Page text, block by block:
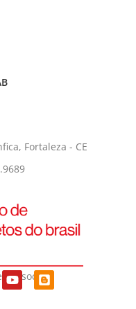
sociais
Fortaleza - CE